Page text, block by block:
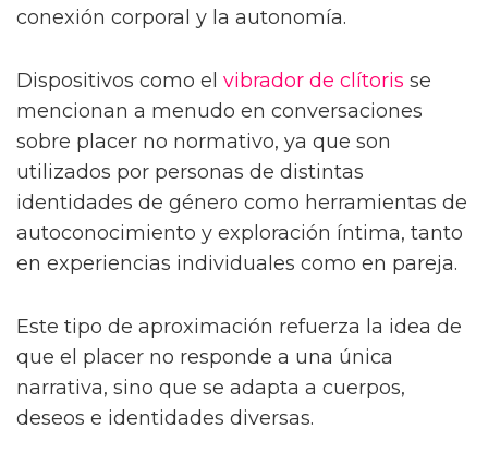
conexión corporal y la autonomía.
Dispositivos como el vibrador de clítoris se
mencionan a menudo en conversaciones
sobre placer no normativo, ya que son
utilizados por personas de distintas
identidades de género como herramientas de
autoconocimiento y exploración íntima, tanto
en experiencias individuales como en pareja.
Este tipo de aproximación refuerza la idea de
que el placer no responde a una única
narrativa, sino que se adapta a cuerpos,
deseos e identidades diversas.